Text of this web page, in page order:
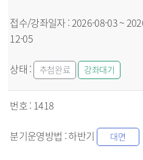
2026-08-03 ~
12-05
추첨완료 강좌대기
1418
하반기 대면